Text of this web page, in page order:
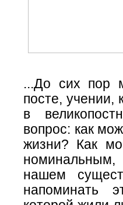
...До сих пор
посте, учении,
в
вопрос: как
жизни? Как
нашем
напоминать